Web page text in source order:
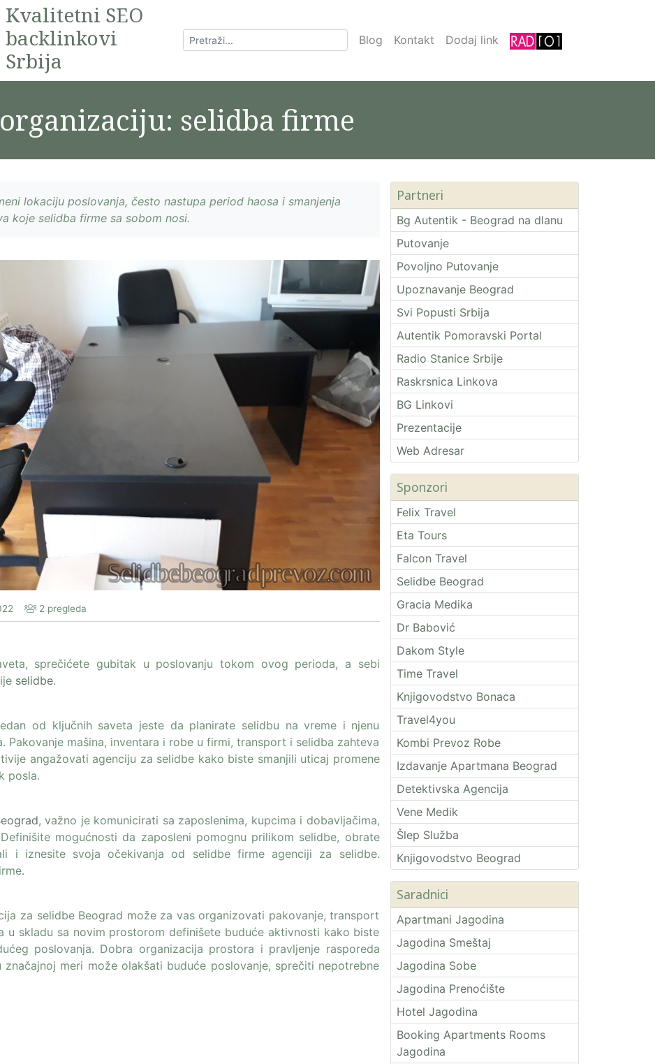
Kvalitetni SEO
backlinkovi
Srbija
Blog Kontakt Dodaj link
selidba firme
lokaciju poslovanja, često nastupa period haosa i smanjenja
koje selidba firme sa sobom nosi.
2 pregleda
sprečićete gubitak u poslovanju tokom ovog perioda, a sebi
selidbe.
od ključnih saveta jeste da planirate selidbu na vreme i njenu
Pakovanje mašina, inventara i robe u firmi, transport i selidba zahteva
angažovati agenciju za selidbe kako biste smanjili uticaj promene
posla.
, važno je komunicirati sa zaposlenima, kupcima i dobavljačima,
mogućnosti da zaposleni pomognu prilikom selidbe, obrate
i iznesite svoja očekivanja od selidbe firme agenciji za selidbe.
za selidbe Beograd može za vas organizovati pakovanje, transport
u skladu sa novim prostorom definišete buduće aktivnosti kako biste
poslovanja. Dobra organizacija prostora i pravljenje rasporeda
meri može olakšati buduće poslovanje, sprečiti nepotrebne
Partneri
Bg Autentik - Beograd na dlanu
Putovanje
Povoljno Putovanje
Upoznavanje Beograd
Svi Popusti Srbija
Autentik Pomoravski Portal
Radio Stanice Srbije
Raskrsnica Linkova
BG Linkovi
Prezentacije
Web Adresar
Sponzori
Felix Travel
Eta Tours
Falcon Travel
Selidbe Beograd
Gracia Medika
Dr Babović
Dakom Style
Time Travel
Knjigovodstvo Bonaca
Travel4you
Kombi Prevoz Robe
Izdavanje Apartmana Beograd
Detektivska Agencija
Vene Medik
Šlep Služba
Knjigovodstvo Beograd
Saradnici
Apartmani Jagodina
Jagodina Smeštaj
Jagodina Sobe
Jagodina Prenoćište
Hotel Jagodina
Booking Apartments Rooms
Jagodina